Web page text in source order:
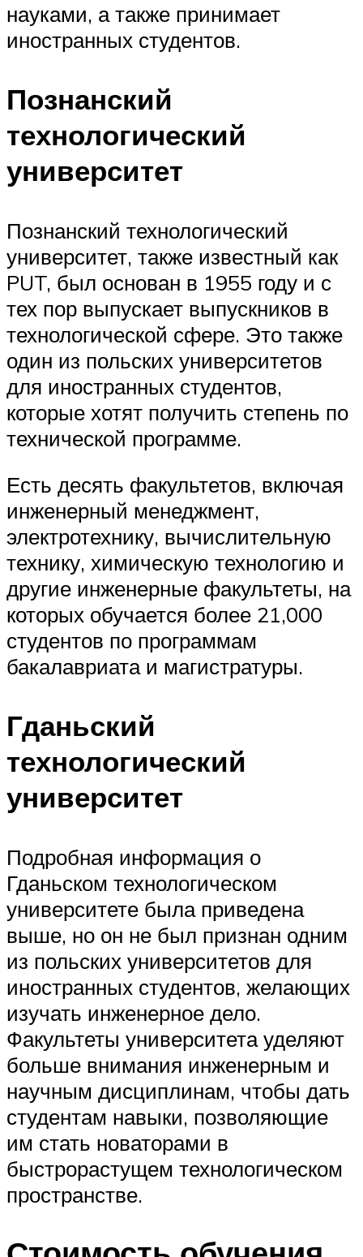
науками, а также принимает
иностранных студентов.
Познанский
технологический
университет
Познанский технологический
университет, также известный как
PUT, был основан в 1955 году и с
тех пор выпускает выпускников в
технологической сфере. Это также
один из польских университетов
для иностранных студентов,
которые хотят получить степень по
технической программе.
Есть десять факультетов, включая
инженерный менеджмент,
электротехнику, вычислительную
технику, химическую технологию и
другие инженерные факультеты, на
которых обучается более 21,000
студентов по программам
бакалавриата и магистратуры.
Гданьский
технологический
университет
Подробная информация о
Гданьском технологическом
университете была приведена
выше, но он не был признан одним
из польских университетов для
иностранных студентов, желающих
изучать инженерное дело.
Факультеты университета уделяют
больше внимания инженерным и
научным дисциплинам, чтобы дать
студентам навыки, позволяющие
им стать новаторами в
быстрорастущем технологическом
пространстве.